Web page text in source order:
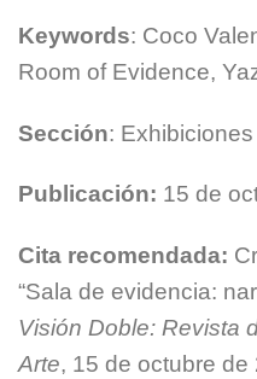
Keywords: Coco
Room of Evidence,
Sección: Exhibiciones
Publicación: 15 de
Cita recomendada:
“Sala de evidencia:
Visión Doble: Revista
Arte, 15 de octubre de